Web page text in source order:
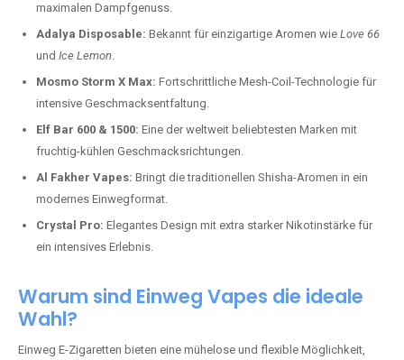
maximalen Dampfgenuss.
Adalya Disposable: Bekannt für einzigartige Aromen wie Love 66
und Ice Lemon.
Mosmo Storm X Max: Fortschrittliche Mesh-Coil-Technologie für
intensive Geschmacksentfaltung.
Elf Bar 600 & 1500: Eine der weltweit beliebtesten Marken mit
fruchtig-kühlen Geschmacksrichtungen.
Al Fakher Vapes: Bringt die traditionellen Shisha-Aromen in ein
modernes Einwegformat.
Crystal Pro: Elegantes Design mit extra starker Nikotinstärke für
ein intensives Erlebnis.
Warum sind Einweg Vapes die ideale
Wahl?
Einweg E-Zigaretten bieten eine mühelose und flexible Möglichkeit,